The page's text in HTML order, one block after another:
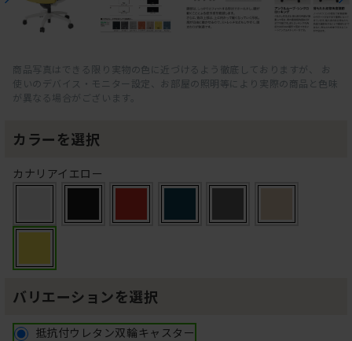
商品写真はできる限り実物の色に近づけるよう徹底しておりますが、 お
使いのデバイス・モニター設定、お部屋の照明等により実際の商品と色味
が異なる場合がございます。
カラーを選択
カナリアイエロー
バリエーションを選択
抵抗付ウレタン双輪キャスター